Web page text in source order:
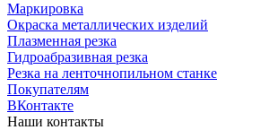
Маркировка
Окраска металлических изделий
Плазменная резка
Гидроабразивная резка
Резка на ленточнопильном станке
Покупателям
ВКонтакте
Наши контакты